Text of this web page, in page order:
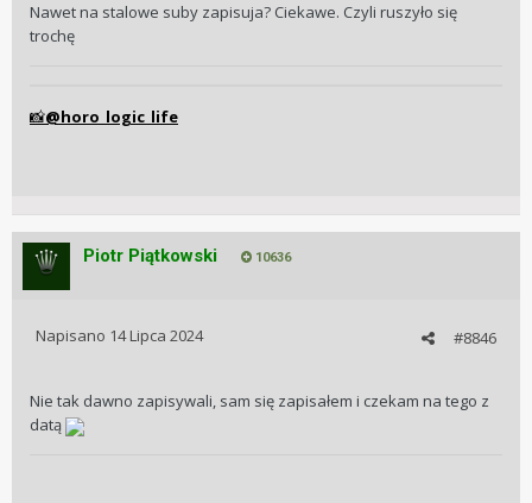
Nawet na stalowe suby zapisuja? Ciekawe. Czyli ruszyło się
trochę
📸@horo_logic_life
Piotr Piątkowski 10636
#8846
Napisano 14 Lipca 2024
Nie tak dawno zapisywali, sam się zapisałem i czekam na tego z
datą